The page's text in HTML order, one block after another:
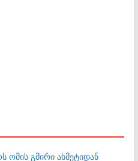
ომის გმირი ახმეტიდან